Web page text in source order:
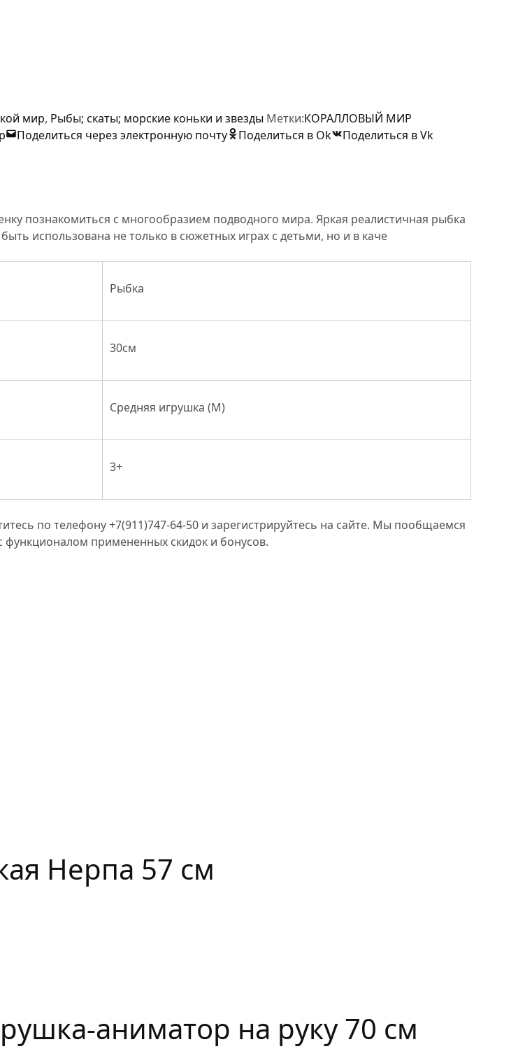
мир, Рыбы; скаты; морские коньки и звезды Метки:КОРАЛЛОВЫЙ МИР
Поделиться через электронную почту Поделиться в Ok
Поделиться в Vk
познакомиться с многообразием подводного мира. Яркая реалистичная рыбка
использована не только в сюжетных играх с детьми, но и в каче
Рыбка
30см
Средняя игрушка (M)
3+
по телефону +7(911)747-64-50 и зарегистрируйтесь на сайте. Мы пообщаемся
функционалом примененных скидок и бонусов.
Нерпа 57 см
аниматор на руку 70 см